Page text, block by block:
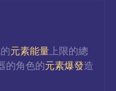
元素能量上限的總
的角色的元素爆發造